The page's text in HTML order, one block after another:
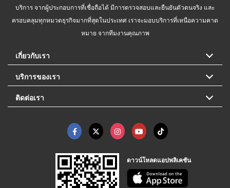
บริการ จากผู้ประกอบการที่เชื่อถือได้ มีการตรวจสอบและยืนยันตัวตนจริง และ
ครอบคลุมทุกหมวดธุรกิจมากที่สุดในประเทศ เราจะมอบบริการที่เหนือความคาด
หมาย จากทีมงานคุณภาพ
เกี่ยวกับเรา
บริการของเรา
ติดต่อเรา
ดาวน์โหลดแอปพลิเคชัน